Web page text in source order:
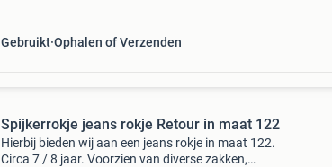
Gebruikt Ophalen of Verzenden
Spijkerrokje jeans rokje Retour in maat 122
Hierbij bieden wij aan een jeans rokje in maat 122.
Circa 7 / 8 jaar. Voorzien van diverse zakken,